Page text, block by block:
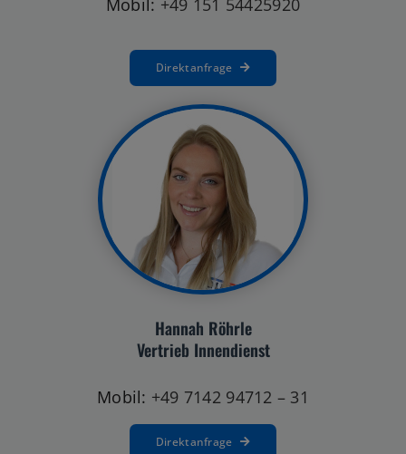
Hannah Röhrle
Mobil:+49 7142 94712 – 31
Direktanfrage